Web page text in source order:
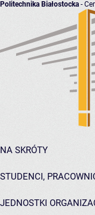
Politechnika Białostocka -
NA SKRÓTY
STUDENCI,
JEDNOSTKI